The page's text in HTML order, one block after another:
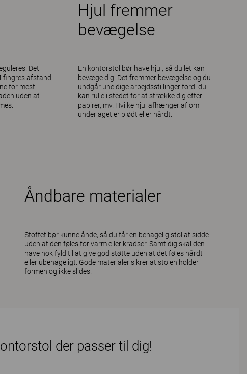
Det
fingres afstand
for mest
uden at
Hjul fremmer
bevægelse
En kontorstol bør have hjul, så du let kan
bevæge dig. Det fremmer bevægelse og du
undgår uheldige arbejdsstillinger fordi du
kan rulle i stedet for at strække dig efter
papirer, mv. Hvilke hjul afhænger af om
underlaget er blødt eller hårdt.
Åndbare materialer
Stoffet bør kunne ånde, så du får en behagelig stol at sidde i
uden at den føles for varm eller kradser. Samtidig skal den
have nok fyld til at give god støtte uden at det føles hårdt
eller ubehageligt. Gode materialer sikrer at stolen holder
formen og ikke slides.
der passer til dig!